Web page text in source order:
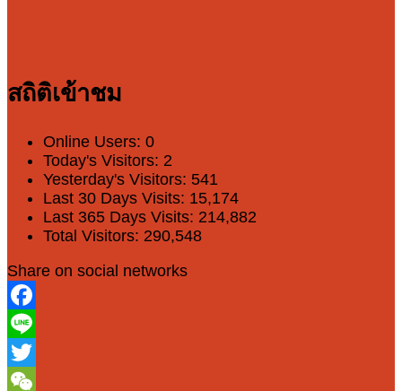
สถิติเข้าชม
Online Users: 0
Today's Visitors: 2
Yesterday's Visitors: 541
Last 30 Days Visits: 15,174
Last 365 Days Visits: 214,882
Total Visitors: 290,548
Share on social networks
Facebook
Line
Twitter